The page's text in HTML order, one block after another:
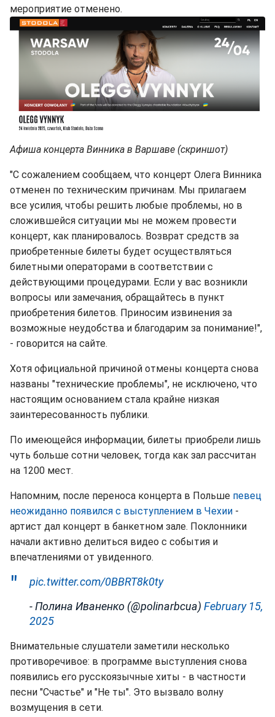
мероприятие отменено.
Афиша концерта Винника в Варшаве (скриншот)
"С сожалением сообщаем, что концерт Олега Винника
отменен по техническим причинам. Мы прилагаем
все усилия, чтобы решить любые проблемы, но в
сложившейся ситуации мы не можем провести
концерт, как планировалось. Возврат средств за
приобретенные билеты будет осуществляться
билетными операторами в соответствии с
действующими процедурами. Если у вас возникли
вопросы или замечания, обращайтесь в пункт
приобретения билетов. Приносим извинения за
возможные неудобства и благодарим за понимание!",
- говорится на сайте.
Хотя официальной причиной отмены концерта снова
названы "технические проблемы", не исключено, что
настоящим основанием стала крайне низкая
заинтересованность публики.
По имеющейся информации, билеты приобрели лишь
чуть больше сотни человек, тогда как зал рассчитан
на 1200 мест.
Напомним, после переноса концерта в Польше певец
неожиданно появился с выступлением в Чехии -
артист дал концерт в банкетном зале. Поклонники
начали активно делиться видео с события и
впечатлениями от увиденного.
pic.twitter.com/0BBRT8k0ty
- Полина Иваненко (@polinarbcua) February 15,
2025
Внимательные слушатели заметили несколько
противоречивое: в программе выступления снова
появились его русскоязычные хиты - в частности
песни "Счастье" и "Не ты". Это вызвало волну
возмущения в сети.